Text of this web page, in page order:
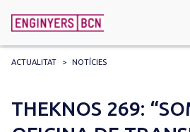
for:
ACTUALITAT > NOTÍCIES
THEKNOS 269: